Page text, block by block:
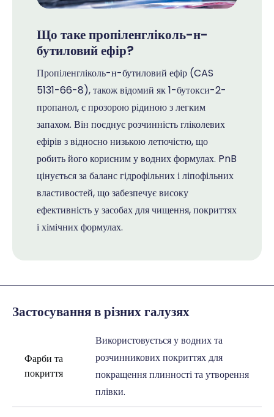
Що таке пропіленгліколь-н-
бутиловий ефір?
Пропіленгліколь-н-бутиловий ефір (CAS
5131-66-8), також відомий як 1-бутокси-2-
пропанол, є прозорою рідиною з легким
запахом. Він поєднує розчинність гліколевих
ефірів з відносно низькою летючістю, що
робить його корисним у водних формулах. PnB
цінується за баланс гідрофільних і ліпофільних
властивостей, що забезпечує високу
ефективність у засобах для чищення, покриттях
і хімічних формулах.
Застосування в різних галузях
Фарби та
покриття
Використовується у водних та
розчинникових покриттях для
покращення плинності та утворення
плівки.